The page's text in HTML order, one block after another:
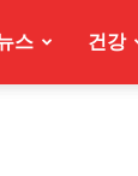
스 건강